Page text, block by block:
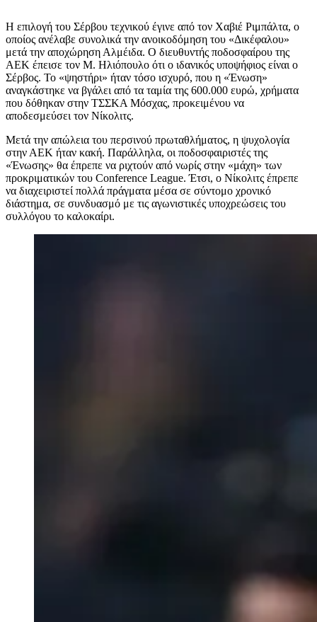
Η επιλογή του Σέρβου τεχνικού έγινε από τον Χαβιέ Ριμπάλτα, ο
οποίος ανέλαβε συνολικά την ανοικοδόμηση του «Δικέφαλου»
μετά την αποχώρηση Αλμέιδα. Ο διευθυντής ποδοσφαίρου της
ΑΕΚ έπεισε τον Μ. Ηλιόπουλο ότι ο ιδανικός υποψήφιος είναι ο
Σέρβος. Το «ψηστήρι» ήταν τόσο ισχυρό, που η «Ένωση»
αναγκάστηκε να βγάλει από τα ταμία της 600.000 ευρώ, χρήματα
που δόθηκαν στην ΤΣΣΚΑ Μόσχας, προκειμένου να
αποδεσμεύσει τον Νίκολιτς.
Μετά την απώλεια του περσινού πρωταθλήματος, η ψυχολογία
στην ΑΕΚ ήταν κακή. Παράλληλα, οι ποδοσφαιριστές της
«Ένωσης» θα έπρεπε να ριχτούν από νωρίς στην «μάχη» των
προκριματικών του Conference League. Έτσι, ο Νίκολιτς έπρεπε
να διαχειριστεί πολλά πράγματα μέσα σε σύντομο χρονικό
διάστημα, σε συνδυασμό με τις αγωνιστικές υποχρεώσεις του
συλλόγου το καλοκαίρι.